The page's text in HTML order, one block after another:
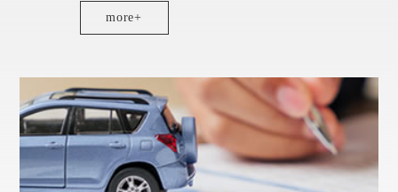
more+